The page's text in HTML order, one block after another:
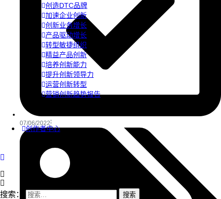
创造DTC品牌
加速企业创新
创新业务增长
产品驱动增长
转型敏捷组织
精益产品创新
培养创新能力
提升创新领导力
运营创新转型
营销创新趋势报告
创作者中心
搜索：
07/06/2022